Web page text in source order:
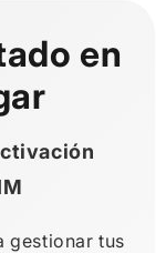
en
gestionar tus